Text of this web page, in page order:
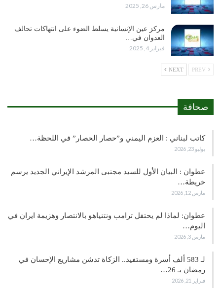
مارس 26, 2025
مركز عين الإنسانية يسلط الضوء على انتهاكات تحالف
العدوان في…
فبراير 4, 2025
NEXT
صحافة
كاتب لبناني : العزم اليمني و”حصار الحصار” في اللحظة…
يوليو 23, 2026
عطوان : البيان الأول للسيد مجتبى المرشد الإيراني الجديد يرسم
خريطة…
مارس 12, 2026
عطوان: لماذا لم يحتفل ترامب ونتنياهو بالانتصار وهزيمة ايران في
اليوم…
مارس 3, 2026
لـ 583 ألف أسرة ومستفيد.. الزكاة تدشن مشاريع الإحسان في
رمضان بـ 26…
فبراير 21, 2026